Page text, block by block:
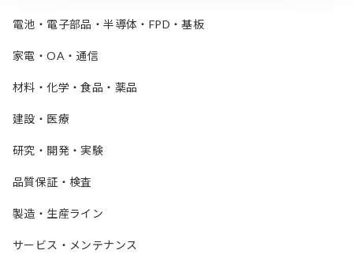
電池・電子部品・半導体・FPD・基板
家電・OA・通信
材料・化学・食品・薬品
建設・医療
研究・開発・実験
品質保証・検査
製造・生産ライン
サービス・メンテナンス